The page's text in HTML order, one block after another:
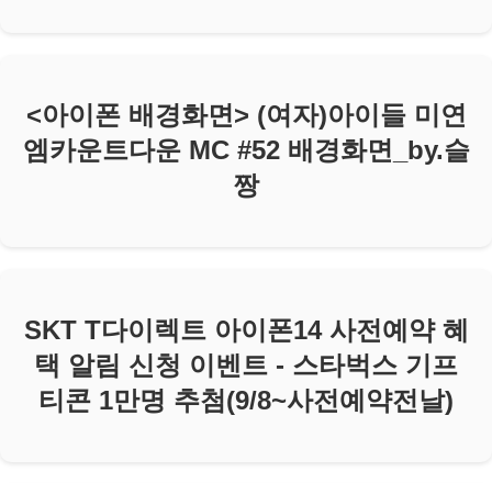
<아이폰 배경화면> (여자)아이들 미연
엠카운트다운 MC #52 배경화면_by.슬
짱
SKT T다이렉트 아이폰14 사전예약 혜
택 알림 신청 이벤트 - 스타벅스 기프
티콘 1만명 추첨(9/8~사전예약전날)